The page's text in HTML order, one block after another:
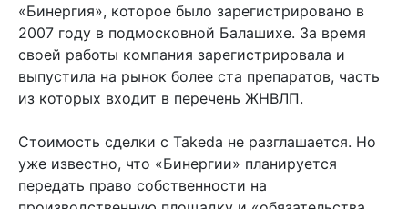
«Бинергия», которое было зарегистрировано в
2007 году в подмосковной Балашихе. За время
своей работы компания зарегистрировала и
выпустила на рынок более ста препаратов, часть
из которых входит в перечень ЖНВЛП.
Стоимость сделки с Takeda не разглашается. Но
уже известно, что «Бинергии» планируется
передать право собственности на